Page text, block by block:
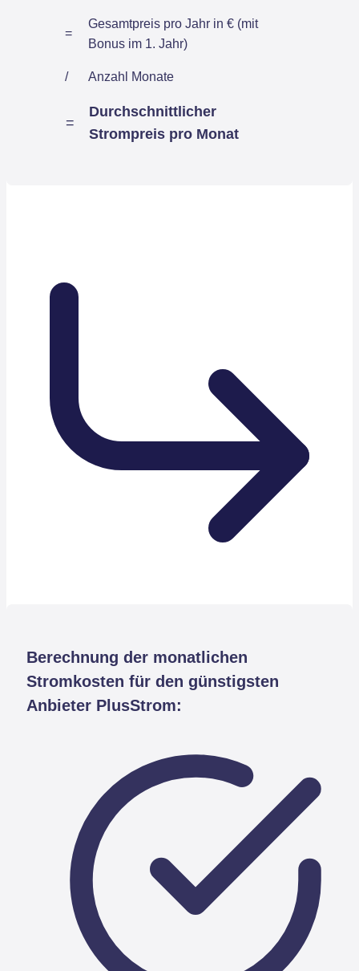
=
Gesamtpreis pro Jahr in € (mit
Bonus im 1. Jahr)
/ Anzahl Monate
=
Durchschnittlicher
Strompreis pro Monat
Berechnung der monatlichen
Stromkosten für den günstigsten
Anbieter PlusStrom: